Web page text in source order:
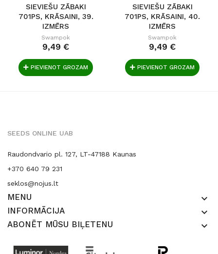
SIEVIEŠU ZĀBAKI
701PS, KRĀSAINI, 39.
IZMĒRS
Swampok
9,49 €
PIEVIENOT GROZAM
SIEVIEŠU ZĀBAKI
701PS, KRĀSAINI, 40.
IZMĒRS
Swampok
9,49 €
PIEVIENOT GROZAM
SEEDS ONLINE UAB
Raudondvario pl. 127, LT-47188 Kaunas
+370 640 79 231
seklos@nojus.lt
MENU keyboard_arrow_down
INFORMĀCIJA keyboard_arrow_down
ABONĒT MŪSU BIĻETENU keyboard_arrow_down